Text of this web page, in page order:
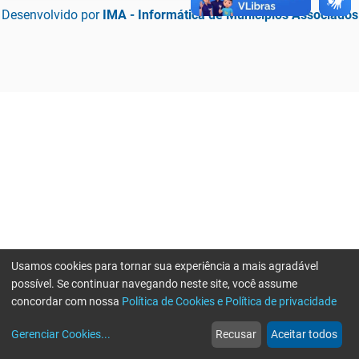
Desenvolvido por IMA - Informática de Municípios Associados
web
Notícias
more_horiz
Mais
Usamos cookies para tornar sua experiência a mais agradável
possível. Se continuar navegando neste site, você assume
concordar com nossa Política de Cookies e Política de privacidade
Gerenciar Cookies... Recusar Aceitar todos
Erro ao enviar informações, por favor tente novamente